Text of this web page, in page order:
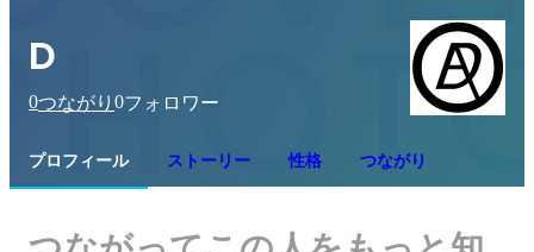
D
0つながり 0フォロワー
プロフィール ストーリー 性格 つながり